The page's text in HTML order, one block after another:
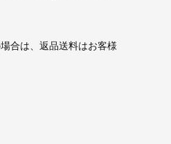
合は、返品送料はお客様